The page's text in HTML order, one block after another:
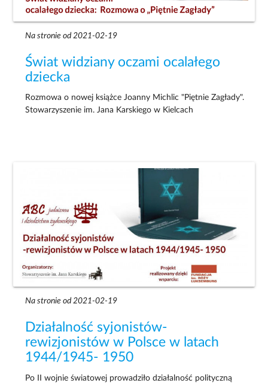
Na stronie od 2021-02-19
Świat widziany oczami ocalałego
dziecka
Rozmowa o nowej książce Joanny Michlic "Piętnie Zagłady".
Stowarzyszenie im. Jana Karskiego w Kielcach
Na stronie od 2021-02-19
Działalność syjonistów-
rewizjonistów w Polsce w latach
1944/1945- 1950
Po II wojnie światowej prowadziło działalność polityczną